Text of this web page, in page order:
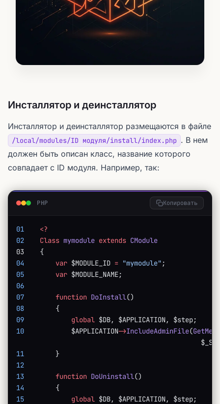
Инсталлятор и деинсталлятор
Инсталлятор и деинсталлятор размещаются в файле
/local/modules/ID модуля/install/index.php . В нем
должен быть описан класс, название которого
совпадает с ID модуля. Например, так:
PHP Копировать
01
    <?
02
    Class
mymodule extends CModule
03    {
04
        var
$MODULE_ID = "mymodule" ;
05
        var
$MODULE_NAME;
06
07
        function
DoInstall()
08
        {
09
            global
$DB, $APPLICATION, $step;
10
            $APPLICATION
->IncludeAdminFile(
11
        }
12
13
        function
DoUninstall()
14
        {
15
            global
$DB, $APPLICATION, $step;